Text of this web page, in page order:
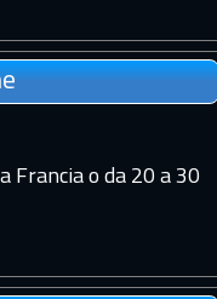
Francia o da 20 a 30